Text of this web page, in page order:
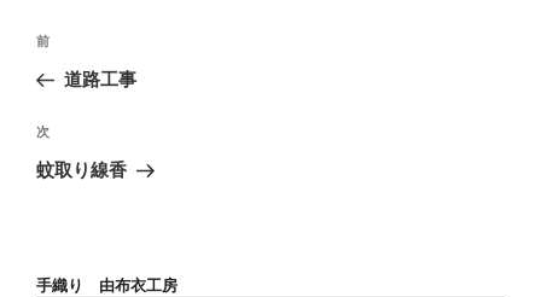
稿
ナ
ゲ
ー
前
の
稿
前
道路工事
次
の
次
蚊取り線香
手織り 由布衣工房